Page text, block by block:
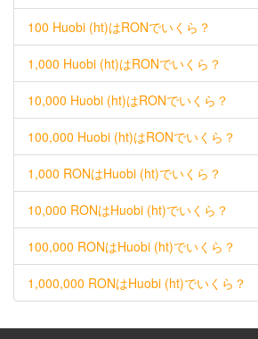
100 Huobi (ht)はRONでいくら？
1,000 Huobi (ht)はRONでいくら？
10,000 Huobi (ht)はRONでいくら？
100,000 Huobi (ht)はRONでいくら？
1,000 RONはHuobi (ht)でいくら？
10,000 RONはHuobi (ht)でいくら？
100,000 RONはHuobi (ht)でいくら？
1,000,000 RONはHuobi (ht)でいくら？